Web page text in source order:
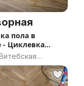
пола в
- Циклевка